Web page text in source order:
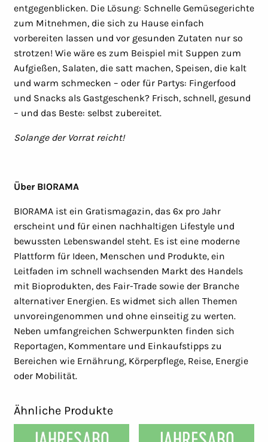
entgegenblicken. Die Lösung: Schnelle Gemüsegerichte
zum Mitnehmen, die sich zu Hause einfach
vorbereiten lassen und vor gesunden Zutaten nur so
strotzen! Wie wäre es zum Beispiel mit Suppen zum
Aufgießen, Salaten, die satt machen, Speisen, die kalt
und warm schmecken – oder für Partys: Fingerfood
und Snacks als Gastgeschenk? Frisch, schnell, gesund
– und das Beste: selbst zubereitet.
Solange der Vorrat reicht!
Über BIORAMA
BIORAMA ist ein Gratismagazin, das 6x pro Jahr
erscheint und für einen nachhaltigen Lifestyle und
bewussten Lebenswandel steht. Es ist eine moderne
Plattform für Ideen, Menschen und Produkte, ein
Leitfaden im schnell wachsenden Markt des Handels
mit Bioprodukten, des Fair-Trade sowie der Branche
alternativer Energien. Es widmet sich allen Themen
unvoreingenommen und ohne einseitig zu werten.
Neben umfangreichen Schwerpunkten finden sich
Reportagen, Kommentare und Einkaufstipps zu
Bereichen wie Ernährung, Körperpflege, Reise, Energie
oder Mobilität.
Ähnliche Produkte